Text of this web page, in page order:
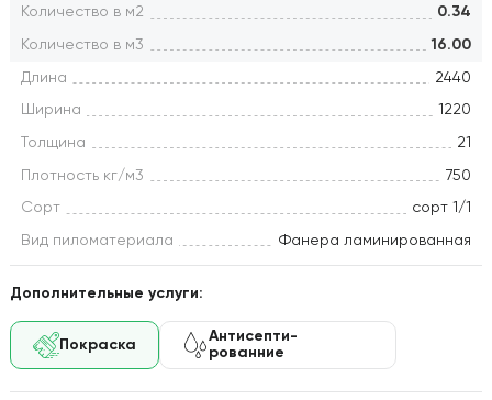
Количество в м2 0.34
Количество в м3 16.00
Длина 2440
Ширина 1220
Толщина 21
Плотность кг/м3 750
Сорт сорт 1/1
Вид пиломатериала Фанера ламинированная
Дополнительные услуги:
Покраска
Антисепти-
рованние